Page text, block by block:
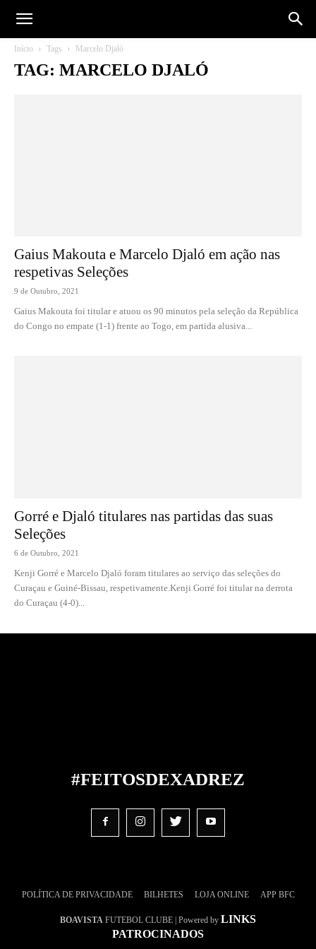
Início Tags Marcelo Djaló
TAG: MARCELO DJALÓ
Gaius Makouta e Marcelo Djaló em ação nas
respetivas Seleções
9 de Outubro, 2021
Gaius Makouta foi titular e atuou os 90 minutos pela seleção da República
do Congo no empate (1-1) frente ao Togo, em partida alusiva...
Gorré e Djaló titulares nas partidas das suas
Seleções
6 de Outubro, 2021
Kenji Gorré e Marcelo Djaló foram titulares ao serviço das seleções do
Curaçau e Guiné-Bissau, respetivamente.Kenji Gorré foi titular na derrota
do Curaçau (4-0)...
#FEITOSDEXADREZ
POLÍTICA DE PRIVACIDADE BILHETES LOJA ONLINE APP BFC
BOAVISTA FUTEBOL CLUBE | Powered by LINKS
PATROCINADOS